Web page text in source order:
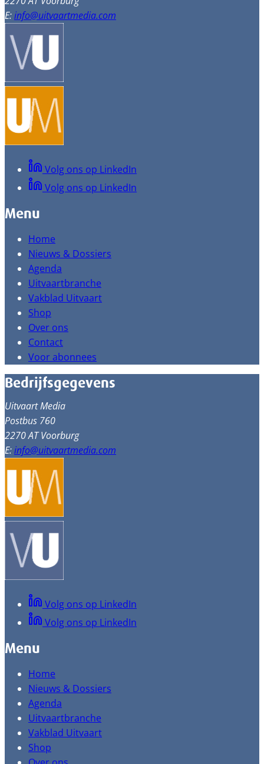
E:info@uitvaartmedia.com
Volg ons op LinkedIn
Volg ons op LinkedIn
Menu
Home
Nieuws & Dossiers
Agenda
Uitvaartbranche
Vakblad Uitvaart
Shop
Over ons
Contact
Voor abonnees
Bedrijfsgegevens
Uitvaart Media
Postbus 760
2270 AT Voorburg
E:info@uitvaartmedia.com
Volg ons op LinkedIn
Volg ons op LinkedIn
Menu
Home
Nieuws & Dossiers
Agenda
Uitvaartbranche
Vakblad Uitvaart
Shop